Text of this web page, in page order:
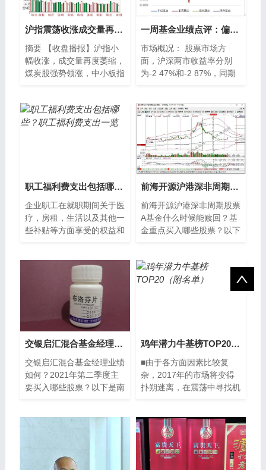
沪指震荡收涨成交量再度萎缩 中小板指创今年以来新高
摘要 【收盘播报】沪指小
幅收涨，成交量再度萎缩，
煤炭股强势领涨，中小板指
一周基金业绩点评：偏股类重挫 债基抗跌显著
市场概况： 股票市场方
面，沪深两市收益率分别
为-2 47%和-2 87%，同期
假日
职工福利费支出包括哪些？职工福利费支出一览
企业职工在就职期间关于医
疗，房租，生活以及其他一
些补贴等方面享受的权益和
障。职工福...
前海开源沪港深非周期股票A基金什么时候能赎回？基金重点买入哪些股票？（2021年第二季度）
前海开源沪港深非周期股票
A基金什么时候能赎回？基
金重点买入哪些股票？以下
沪港深非周期股票A基
交银启汇混合基金经理业绩如何？2021年第二季度主要买入哪些股票？
交银启汇混合基金经理业绩
如何？2021年第二季度主
要买入哪些股票？以下是南
鸡年潜力牛基榜TOP20（附名单）
■由于各方面因素比较复
杂，2017年的市场将变得
扑朔迷离，在震荡中寻找机
平有限，依靠优...